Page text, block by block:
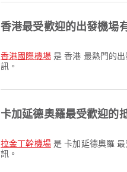
香港最受歡迎的出發機場
香港國際機場是 香港 最熱門的出
訊。
卡加延德奧羅最受歡迎的
拉金丁幹機場是 卡加延德奧羅 最
訊。